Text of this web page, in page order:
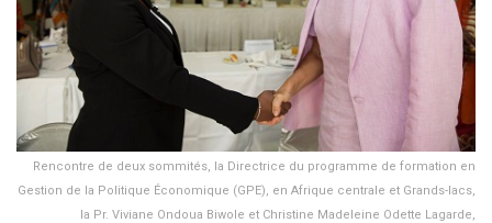
Rencontre de deux sommités, la Directrice du programme de formation en
Gestion de la Politique Économique (GPE), en Afrique centrale et Grands-lacs,
la Pr. Viviane Ondoua Biwole et Christine Madeleine Odette Lagarde,